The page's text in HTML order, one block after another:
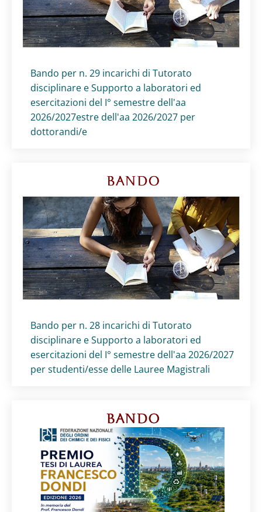
Titolo card :
Bando per n. 29 incarichi di Tutorato
disciplinare e Supporto a laboratori ed
esercitazioni del I° semestre dell'aa
2026/2027estre dell'aa 2026/2027 per
dottorandi/e
Titolo card :
Bando per n. 28 incarichi di Tutorato
disciplinare e Supporto a laboratori ed
esercitazioni del I° semestre dell'aa 2026/2027
per studenti/esse delle Lauree Magistrali